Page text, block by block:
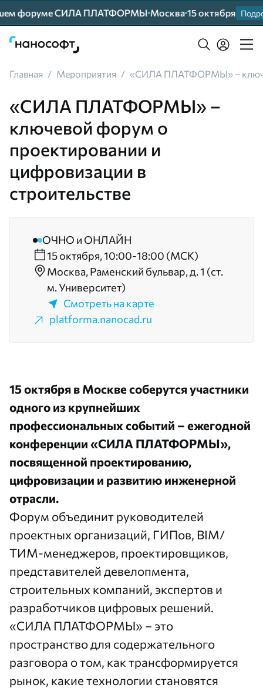
форуме СИЛА ПЛАТФОРМЫ Москва 15 октября
Главная / Мероприятия / «СИЛА ПЛАТФОРМЫ» –
«СИЛА ПЛАТФОРМЫ» –
ключевой форум о
проектировании и
цифровизации в
строительстве
ОЧНО и ОНЛАЙН
15 октября, 10:00-18:00 (МСК)
Москва, Раменский бульвар, д. 1 (ст.
м. Университет)
Смотреть на карте
platforma.nanocad.ru
15 октября в Москве соберутся участники
одного из крупнейших
профессиональных событий – ежегодной
конференции «СИЛА ПЛАТФОРМЫ»,
посвященной проектированию,
цифровизации и развитию инженерной
отрасли.
Форум объединит руководителей
проектных организаций, ГИПов, BIM/
ТИМ-менеджеров, проектировщиков,
представителей девелопмента,
строительных компаний, экспертов и
разработчиков цифровых решений.
«СИЛА ПЛАТФОРМЫ» – это
пространство для содержательного
разговора о том, как трансформируется
рынок, какие технологии становятся